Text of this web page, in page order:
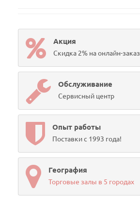
Акция
Скидка 2% на онлайн-заказ
Обслуживание
Сервисный центр
Опыт работы
Поставки с 1993 года!
География
Торговые залы в 5 городах